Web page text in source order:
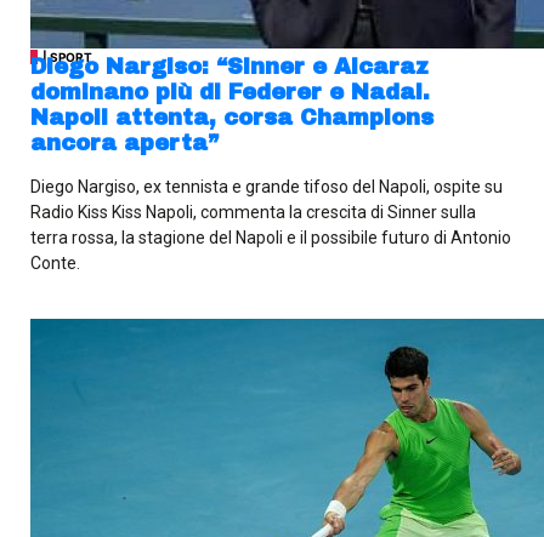
| SPORT
Diego Nargiso: “Sinner e Alcaraz
dominano più di Federer e Nadal.
Napoli attenta, corsa Champions
ancora aperta”
Diego Nargiso, ex tennista e grande tifoso del Napoli, ospite su
Radio Kiss Kiss Napoli, commenta la crescita di Sinner sulla
terra rossa, la stagione del Napoli e il possibile futuro di Antonio
Conte.